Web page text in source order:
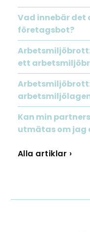
Vad innebär det
företagsbot?
ett
Kan min
utmätas om jag
Alla artiklar ›